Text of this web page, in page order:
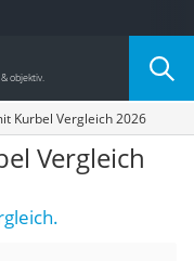
Kurbel Vergleich 2026
Vergleich